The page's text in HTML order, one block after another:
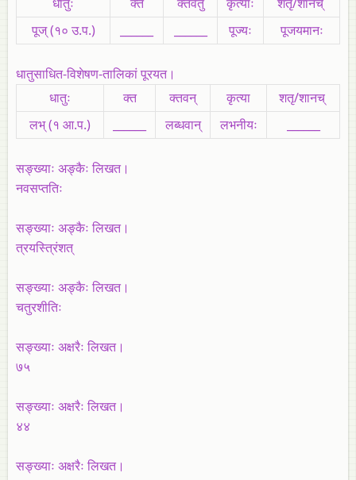
पूज्‌ (१० उ.प.)
पूज्यः पूजयमानः
धातुसाधित-विशेषण-तालिकां पूरयत।
धातुः
क्त क्तवन्‌ कृत्या
शतृ/शानच्‌
लभ् (१ आ.प.)
लब्धवान्‌ लभनीयः
सङ्ख्याः अङ्कैः लिखत।
नवसप्ततिः
सङ्ख्याः अङ्कैः लिखत।
त्रयस्त्रिंशत्‌
सङ्ख्याः अङ्कैः लिखत।
चतुरशीतिः
सङ्ख्याः अक्षरैः लिखत।
७५
सङ्ख्याः अक्षरैः लिखत।
४४
सङ्ख्याः अक्षरैः लिखत।